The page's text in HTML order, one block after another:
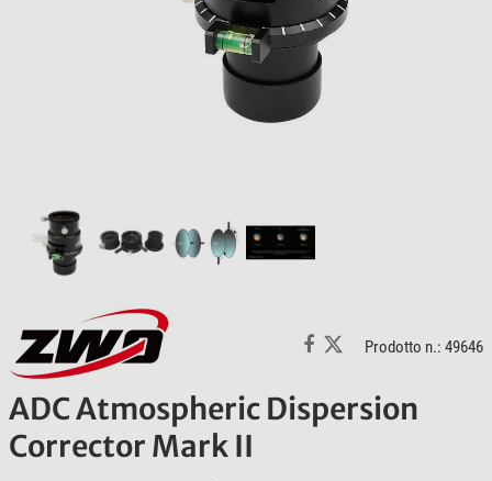
Prodotto n.: 49646
ADC Atmospheric Dispersion
Corrector Mark II